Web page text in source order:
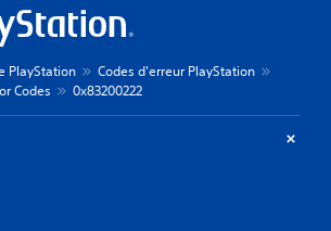
PlayStation
Codes d'erreur PlayStation
Codes
0x83200222